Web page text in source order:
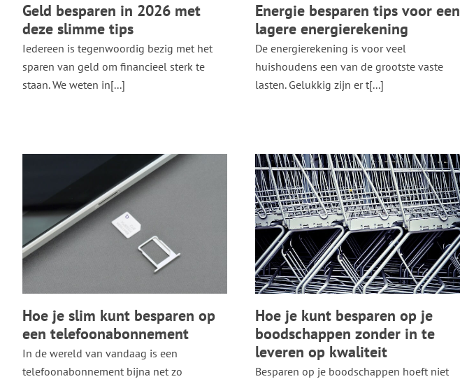
Geld besparen in 2026 met
deze slimme tips
Iedereen is tegenwoordig bezig met het
sparen van geld om financieel sterk te
staan. We weten in[...]
Energie besparen tips voor een
lagere energierekening
De energierekening is voor veel
huishoudens een van de grootste vaste
lasten. Gelukkig zijn er t[...]
Hoe je slim kunt besparen op
een telefoonabonnement
In de wereld van vandaag is een
telefoonabonnement bijna net zo
Hoe je kunt besparen op je
boodschappen zonder in te
leveren op kwaliteit
Besparen op je boodschappen hoeft niet